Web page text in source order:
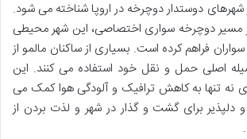
شهرهای دوستدار دوچرخه در اروپا شناخته می شود.
۴۱۰ کیلومتر مسیر دوچرخه سواری اختصاصی، این شهر محیطی
فراهم کرده است. بسیاری از ساکنان مالمو از
اصلی حمل و نقل خود استفاده می کنند. این
نه تنها به کاهش ترافیک و آلودگی هوا کمک می
و دلپذیر برای گشت و گذار در شهر و لذت بردن از